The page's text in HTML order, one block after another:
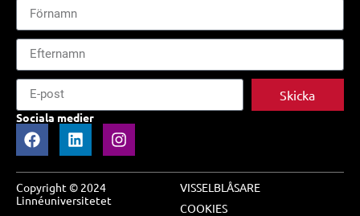
Skicka
Sociala medier
Copyright © 2024
Linnéuniversitetet
VISSELBLÅSARE
COOKIES